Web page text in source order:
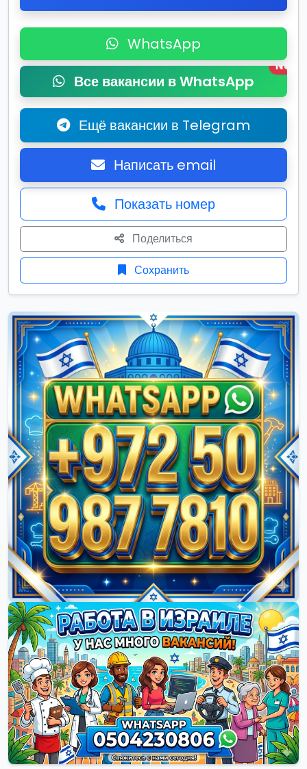
WhatsApp
Все вакансии в WhatsApp
New
Ещё вакансии в Telegram
Написать email
Показать номер
Поделиться
Сохранить